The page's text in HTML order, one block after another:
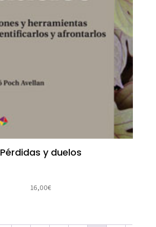
Pérdidas y duelos
16,00€